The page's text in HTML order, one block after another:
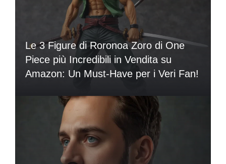
Le 3 Figure di Roronoa Zoro di One
Piece più Incredibili in Vendita su
Amazon: Un Must-Have per i Veri Fan!